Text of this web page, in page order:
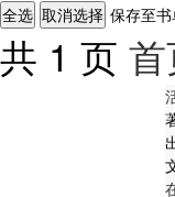
保存至书
共 1 页